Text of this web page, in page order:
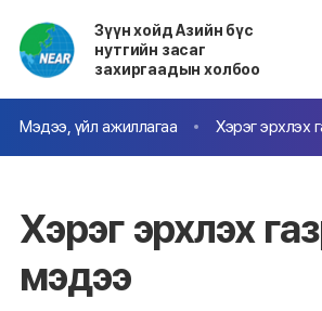
Зүүн хойд Азийн бүс
нутгийн засаг
захиргаадын холбоо
Мэдээ, үйл ажиллагаа Хэрэг эрхлэх
Хэрэг эрхлэх
мэдээ